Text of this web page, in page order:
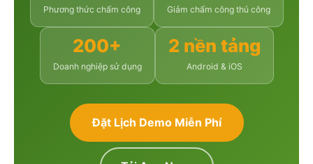
Phương thức chấm công Giảm chấm công thủ công
200+
Doanh nghiệp sử dụng
2 nền tảng
Android & iOS
Đặt Lịch Demo Miễn Phí